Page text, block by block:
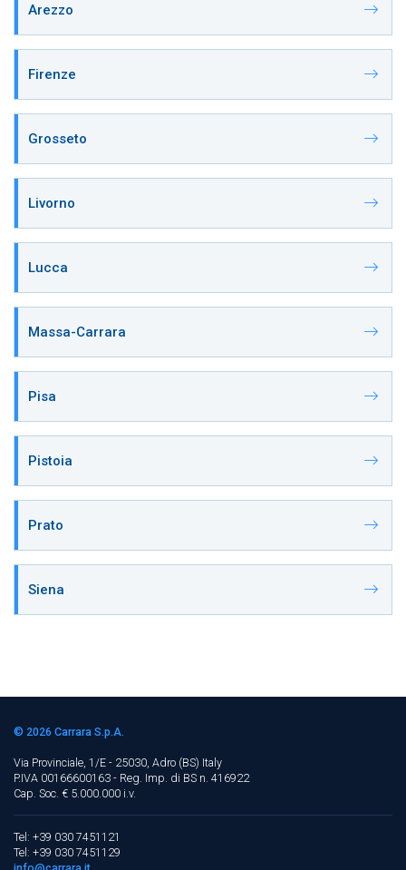
Arezzo
Firenze
Grosseto
Livorno
Lucca
Massa-Carrara
Pisa
Pistoia
Prato
Siena
© 2026 Carrara S.p.A.
Via Provinciale, 1/E - 25030, Adro (BS) Italy
P.IVA 00166600163 - Reg. Imp. di BS n. 416922
Cap. Soc. € 5.000.000 i.v.
Tel: +39 030 7451121
Tel: +39 030 7451129